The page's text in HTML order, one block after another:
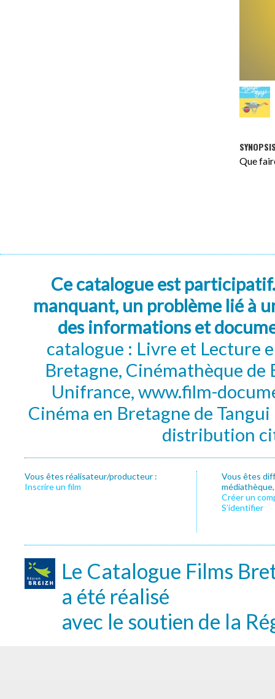
Que
Ce catalogue est
manquant, un problème lié à
des informations et
catalogue : Livre et Lecture
Bretagne, Cinémathèque de
Unifrance, www.film-
Cinéma en Bretagne de
distribution
Vous êtes réalisateur/producteur :
Inscrire un film
Vous êtes
Créer un
S’identifier
Le Catalogue Films
a été réalisé
avec le soutien de la